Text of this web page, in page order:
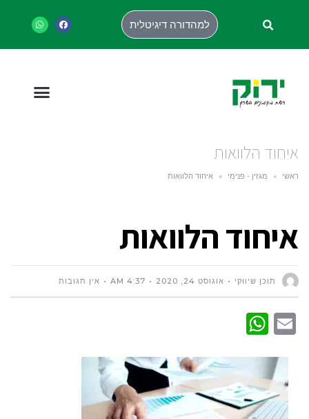
למהדורה דיגיטלית
איחוד הלוואות
ראשי » מגזין - פנימי » איחוד הלוואות
איחוד הלוואות
תוכן שיווקי אוגוסט 24, 2020 4:37 AM אין תגובות
Email